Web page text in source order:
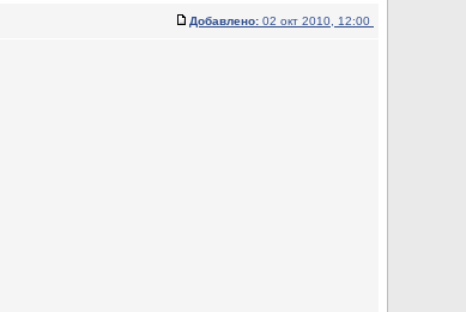
Добавлено: 02 окт 2010, 12:00